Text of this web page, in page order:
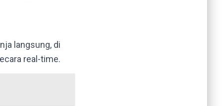
langsung, di
real-time.